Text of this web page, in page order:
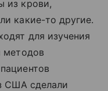
из крови,
какие-то другие.
для изучения
методов
США сделали